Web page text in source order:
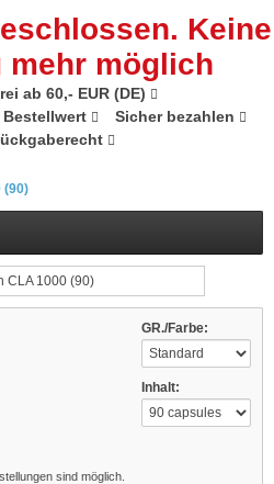
Keine
mehr möglich
ab 60,- EUR (DE)
Bestellwert
Sicher bezahlen
(90)
GR./Farbe:
Inhalt:
sind möglich.